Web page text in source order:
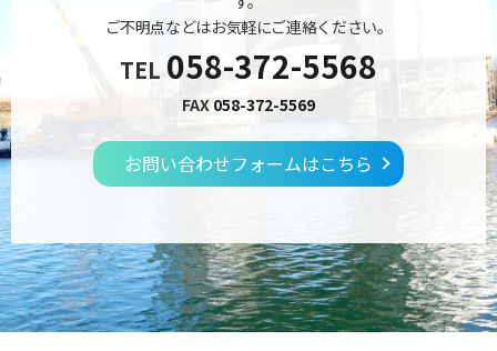
ご不明点などはお気軽にご連絡ください。
TEL 058-372-5568
FAX 058-372-5569
お問い合わせフォームはこちら